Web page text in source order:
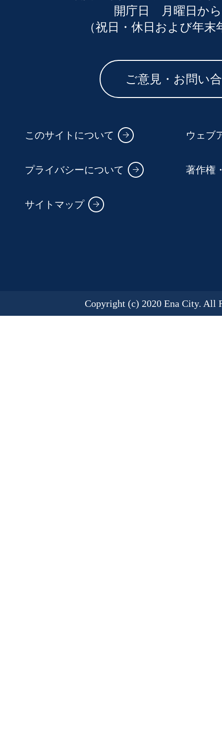
開庁日 月曜日か
（祝日・休日および年
ご意見・お問い
このサイトについて ウェブ
プライバシーについて 著作権
サイトマップ
Copyright (c) 2020 Ena City. All